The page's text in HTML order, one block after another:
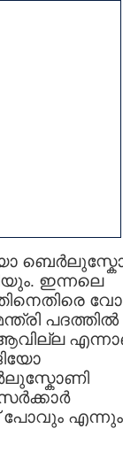
ഇന്നലെ
പദത്തില്‍
ആവില്ല
പോവും എന്നും